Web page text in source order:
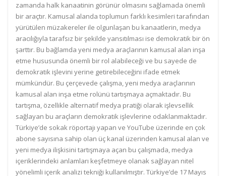
zamanda halk kanaatinin görünür olmasını sağlamada önemli
bir araçtır. Kamusal alanda toplumun farklı kesimleri tarafından
yürütülen müzakereler ile olgunlaşan bu kanaatlerin, medya
aracılığıyla tarafsız bir şekilde yansıtılması ise demokratik bir ön
şarttır. Bu bağlamda yeni medya araçlarının kamusal alan inşa
etme hususunda önemli bir rol alabileceği ve bu sayede de
demokratik işlevini yerine getirebileceğini ifade etmek
mümkündür. Bu çerçevede çalışma, yeni medya araçlarının
kamusal alan inşa etme rolünü tartışmaya açmaktadır. Bu
tartışma, özellikle alternatif medya pratiği olarak işlevsellik
sağlayan bu araçların demokratik işlevlerine odaklanmaktadır.
Türkiye’de sokak röportajı yapan ve YouTube üzerinde en çok
abone sayısına sahip olan üç kanal üzerinden kamusal alan ve
yeni medya ilişkisini tartışmaya açan bu çalışmada, medya
içeriklerindeki anlamları keşfetmeye olanak sağlayan nitel
yönelimli içerik analizi tekniği kullanılmıştır. Türkiye’de 17 Mayıs